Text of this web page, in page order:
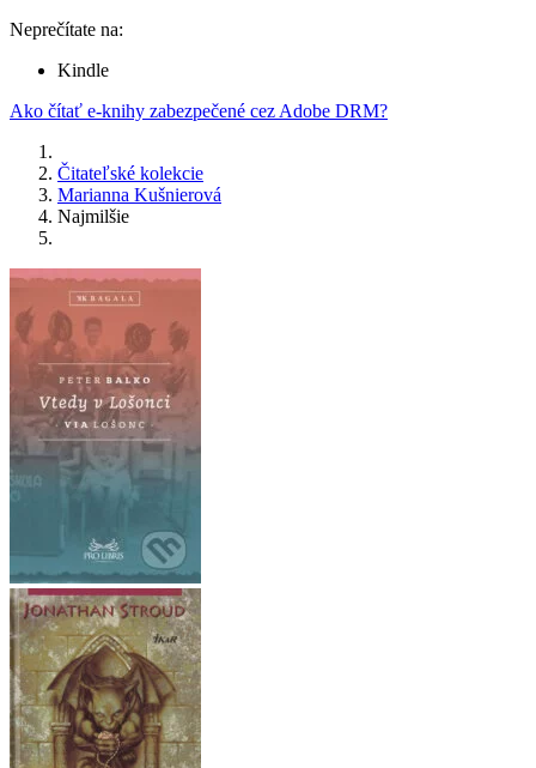
Neprečítate na:
Kindle
Ako čítať e-knihy zabezpečené cez Adobe DRM?
Čitateľské kolekcie
Marianna Kušnierová
Najmilšie